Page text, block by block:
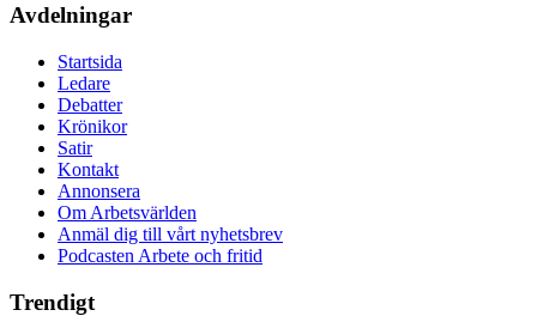
Avdelningar
Startsida
Ledare
Debatter
Krönikor
Satir
Kontakt
Annonsera
Om Arbetsvärlden
Anmäl dig till vårt nyhetsbrev
Podcasten Arbete och fritid
Trendigt